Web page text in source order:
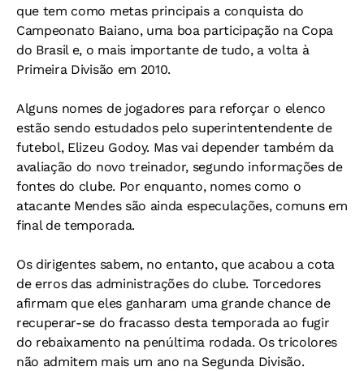
que tem como metas principais a conquista do
Campeonato Baiano, uma boa participação na Copa
do Brasil e, o mais importante de tudo, a volta à
Primeira Divisão em 2010.
Alguns nomes de jogadores para reforçar o elenco
estão sendo estudados pelo superintentendente de
futebol, Elizeu Godoy. Mas vai depender também da
avaliação do novo treinador, segundo informações de
fontes do clube. Por enquanto, nomes como o
atacante Mendes são ainda especulações, comuns em
final de temporada.
Os dirigentes sabem, no entanto, que acabou a cota
de erros das administrações do clube. Torcedores
afirmam que eles ganharam uma grande chance de
recuperar-se do fracasso desta temporada ao fugir
do rebaixamento na penúltima rodada. Os tricolores
não admitem mais um ano na Segunda Divisão.